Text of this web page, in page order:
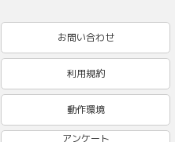
お問い合わせ
利用規約
動作環境
アンケート